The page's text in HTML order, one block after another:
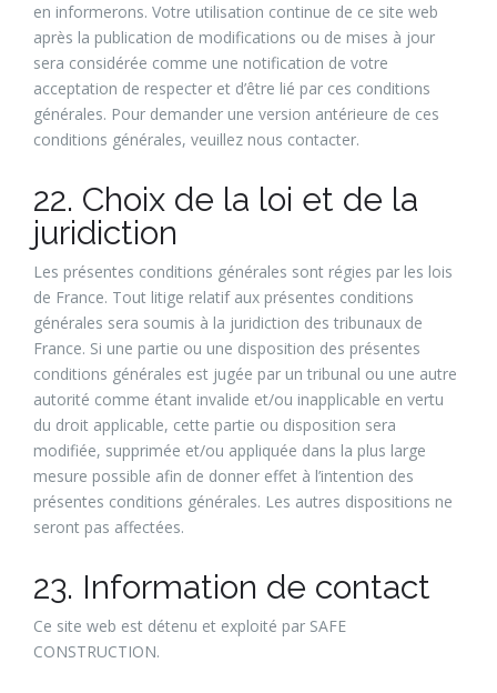
en informerons. Votre utilisation continue de ce site web
après la publication de modifications ou de mises à jour
sera considérée comme une notification de votre
acceptation de respecter et d’être lié par ces conditions
générales. Pour demander une version antérieure de ces
conditions générales, veuillez nous contacter.
22. Choix de la loi et de la
juridiction
Les présentes conditions générales sont régies par les lois
de France. Tout litige relatif aux présentes conditions
générales sera soumis à la juridiction des tribunaux de
France. Si une partie ou une disposition des présentes
conditions générales est jugée par un tribunal ou une autre
autorité comme étant invalide et/ou inapplicable en vertu
du droit applicable, cette partie ou disposition sera
modifiée, supprimée et/ou appliquée dans la plus large
mesure possible afin de donner effet à l’intention des
présentes conditions générales. Les autres dispositions ne
seront pas affectées.
23. Information de contact
Ce site web est détenu et exploité par SAFE
CONSTRUCTION.